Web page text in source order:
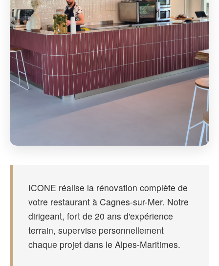
ICONE réalise la rénovation complète de
votre restaurant à Cagnes-sur-Mer. Notre
dirigeant, fort de 20 ans d'expérience
terrain, supervise personnellement
chaque projet dans le Alpes-Maritimes.